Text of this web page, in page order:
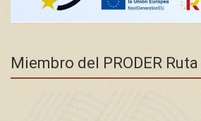
Miembro del PRODER